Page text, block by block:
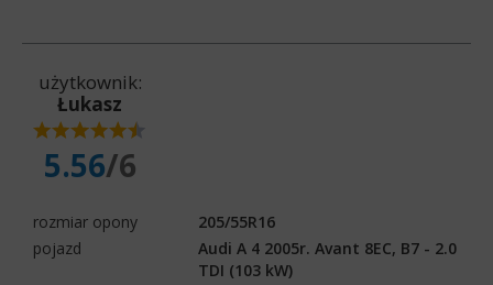
użytkownik:
Łukasz
5.56/6
rozmiar opony
205/55R16
pojazd
Audi A 4 2005r. Avant 8EC, B7 - 2.0
TDI (103 kW)